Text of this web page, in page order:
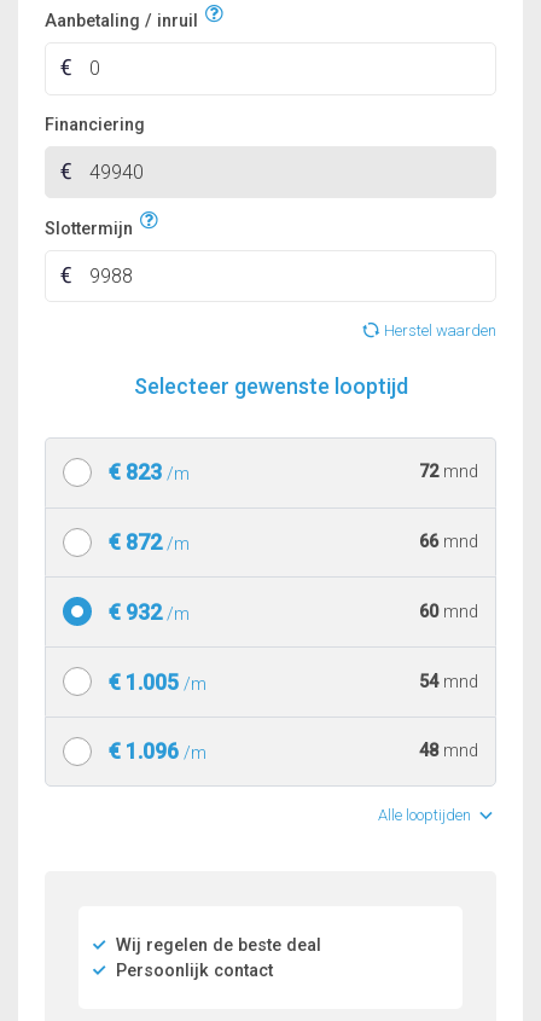
Aanbetaling / inruil
Financiering
Slottermijn
Herstel waarden
Selecteer gewenste looptijd
€ 823/m 72 mnd
€ 872/m 66 mnd
€ 932/m 60 mnd
€ 1.005 /m 54 mnd
€ 1.096/m 48 mnd
Alle looptijden
Wij regelen de beste deal
Persoonlijk contact